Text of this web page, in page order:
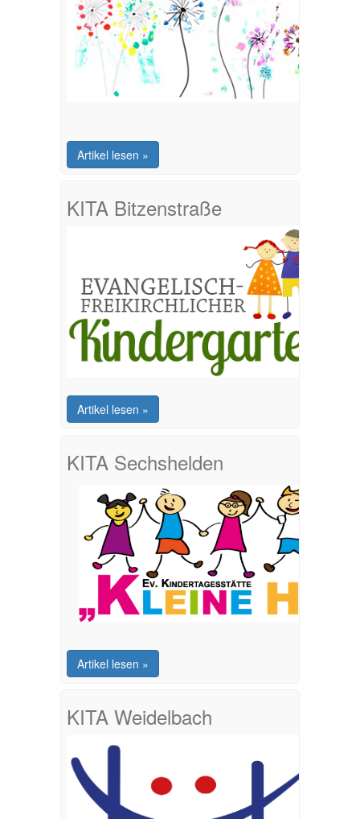
Artikel lesen »
KITA Bitzenstraße
Artikel lesen »
KITA Sechshelden
Artikel lesen »
KITA Weidelbach